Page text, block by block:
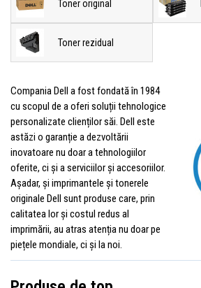
Toner original
Toner rezidual
Compania Dell a fost fondată în 1984
cu scopul de a oferi soluții tehnologice
personalizate clienților săi. Dell este
astăzi o garanție a dezvoltării
inovatoare nu doar a tehnologiilor
oferite, ci și a serviciilor și accesoriilor.
Așadar, și imprimantele și tonerele
originale Dell sunt produse care, prin
calitatea lor și costul redus al
imprimării, au atras atenția nu doar pe
piețele mondiale, ci și la noi.